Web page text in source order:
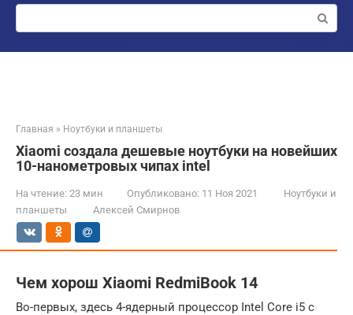
Поиск:
Главная » Ноутбуки и планшеты
Xiaomi создала дешевые ноутбуки на новейших
10-нанометровых чипах intel
На чтение: 23 мин Опубликовано: 11 Ноя 2021
Ноутбуки и
планшеты
Алексей Смирнов
Чем хорош Xiaomi RedmiBook 14
Во-первых, здесь 4-ядерный процессор Intel Core i5 с